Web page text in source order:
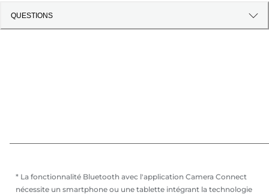
QUESTIONS
* La fonctionnalité Bluetooth avec l'application Camera Connect
nécessite un smartphone ou une tablette intégrant la technologie